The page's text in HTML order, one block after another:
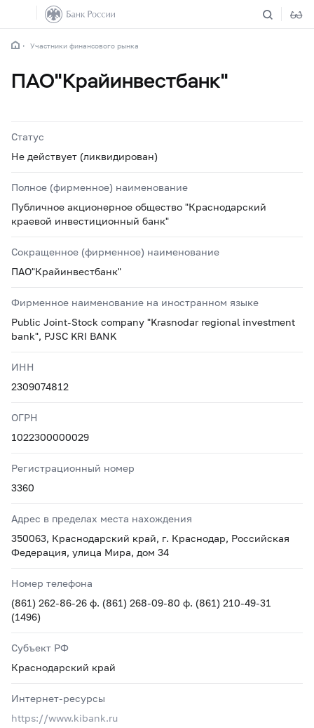
Участники финансового рынка
ПАО"Крайинвестбанк"
Статус
Не действует (ликвидирован)
Полное (фирменное) наименование
Публичное акционерное общество "Краснодарский
краевой инвестиционный банк"
Сокращенное (фирменное) наименование
ПАО"Крайинвестбанк"
Фирменное наименование на иностранном языке
Public Joint-Stock company "Krasnodar regional investment
bank", PJSC KRI BANK
ИНН
2309074812
ОГРН
1022300000029
Регистрационный номер
3360
Адрес в пределах места нахождения
350063, Краснодарский край, г. Краснодар, Российская
Федерация, улица Мира, дом 34
Номер телефона
(861) 262-86-26 ф. (861) 268-09-80 ф. (861) 210-49-31
(1496)
Субъект РФ
Краснодарский край
Интернет-ресурсы
https://www.kibank.ru